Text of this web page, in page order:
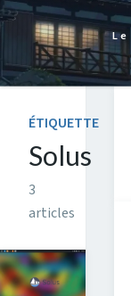
ÉTIQUETTE
Solus
3
articles